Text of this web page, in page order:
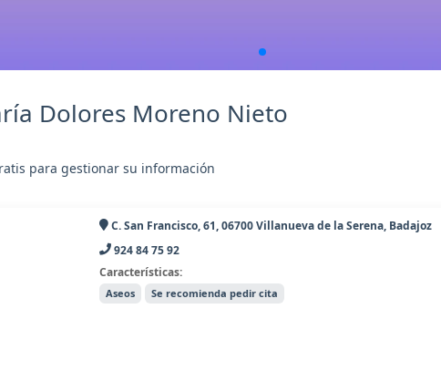
Dolores Moreno Nieto
para gestionar su información
C. San Francisco, 61, 06700 Villanueva de la Serena, Badajoz
924 84 75 92
Características:
Aseos Se recomienda pedir cita